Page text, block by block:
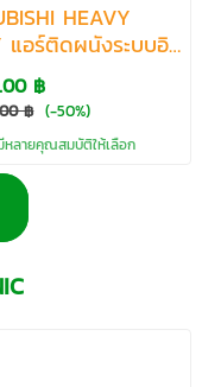
HEAVY
แอร์ติดผนังระบบอิน
อร์รุ่น AKI SERIES
าด 9793-24056
฿
฿ (-50%)
หลายคุณสมบัติให้เลือก